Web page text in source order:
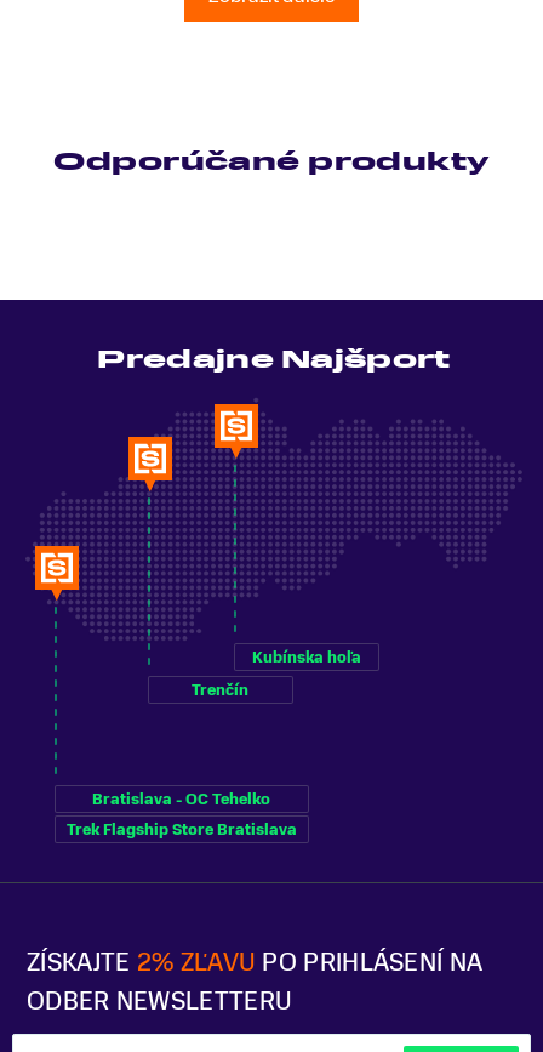
Odporúčané produkty
ZÍSKAJTE 2% ZĽAVU PO PRIHLÁSENÍ NA
ODBER NEWSLETTERU
Predajne Najšport
Bratislava - OC Tehelko
Trek Flagship Store Bratislava
Trenčín
Kubínska hoľa